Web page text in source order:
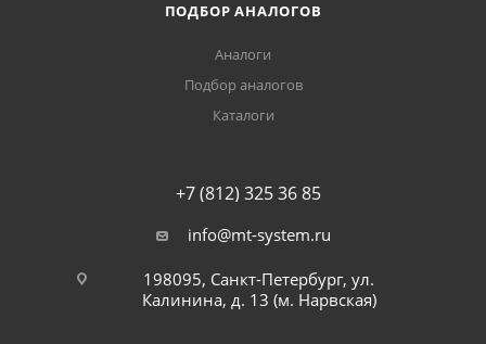
ПОДБОР АНАЛОГОВ
Аналоги
Подбор аналогов
Каталоги
+7 (812) 325 36 85
info@mt-system.ru
198095, Санкт-Петербург, ул.
Калинина, д. 13 (м. Нарвская)